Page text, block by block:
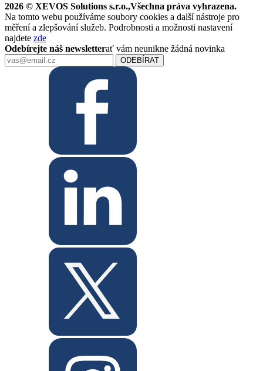
2026 © XEVOS Solutions s.r.o.,Všechna práva vyhrazena.
Na tomto webu používáme soubory cookies a další nástroje pro
měření a zlepšování služeb. Podrobnosti a možnosti nastavení
najdete zde
Odebírejte náš newsletterať vám neunikne žádná novinka